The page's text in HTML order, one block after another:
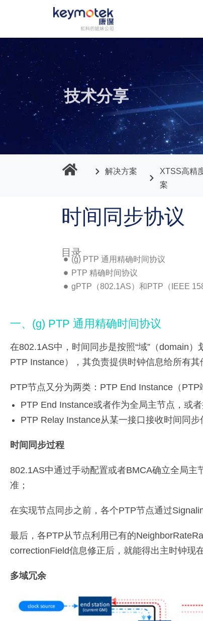
至
正
技术分享
解决方案
XTSS高精
案
时间同步协议
目录
(g) PTP 通用精确时间协议
PTP 精确时间协议
gPTP（802.1AS）和PTP（IEEE
一、(g) PTP 通用精确时间协议
在802.1AS中，时间同步是按照“域”（domain
PTP Instance），其负责提供时钟信息给所有其
PTP节点又分为两类：PTP End Instance（
PTP End Instance或者作为全局主节点，或
PTP Relay Instance从某一接口接收时间同
时间同步过程
802.1AS中通过手动配置或者BMCA确立全局
准；
在实现节点同步之前，各个PTP节点通过
最后，各PTP从节点利用已有的
correctionField信息修正后，就能得出主时钟现
多域冗余